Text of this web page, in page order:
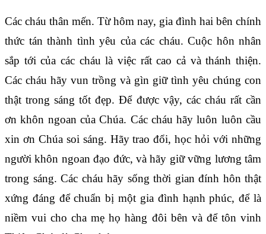
Các cháu thân mến. Từ hôm nay, gia đình hai bên chính
thức tán thành tình yêu của các cháu. Cuộc hôn nhân
sắp tới của các cháu là việc rất cao cả và thánh thiện.
Các cháu hãy vun trồng và gìn giữ tình yêu chúng con
thật trong sáng tốt đẹp. Để được vậy, các cháu rất cần
ơn khôn ngoan của Chúa. Các cháu hãy luôn luôn cầu
xin ơn Chúa soi sáng. Hãy trao đổi, học hỏi với những
người khôn ngoan đạo đức, và hãy giữ vững lương tâm
trong sáng. Các cháu hãy sống thời gian đính hôn thật
xứng đáng để chuẩn bị một gia đình hạnh phúc, để là
niềm vui cho cha mẹ họ hàng đôi bên và để tôn vinh